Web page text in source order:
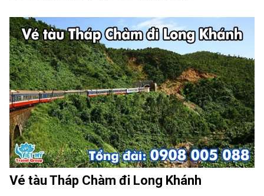
Vé tàu Tháp Chàm đi Long Khánh